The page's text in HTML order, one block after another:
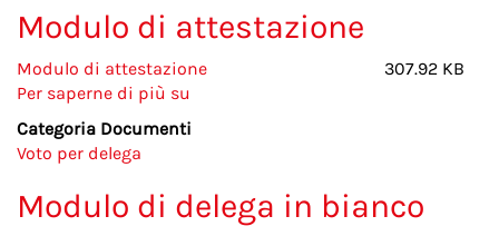
della
delega
al
Modulo di attestazione
Modulo di attestazione
307.92 KB
Per saperne di più su
Categoria Documenti
Voto per delega
Modulo di delega in bianco